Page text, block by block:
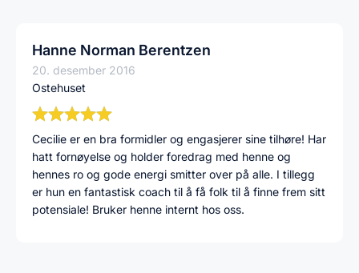
Hanne Norman Berentzen
20. desember 2016
Ostehuset
Cecilie er en bra formidler og engasjerer sine tilhøre! Har
hatt fornøyelse og holder foredrag med henne og
hennes ro og gode energi smitter over på alle. I tillegg
er hun en fantastisk coach til å få folk til å finne frem sitt
potensiale! Bruker henne internt hos oss.